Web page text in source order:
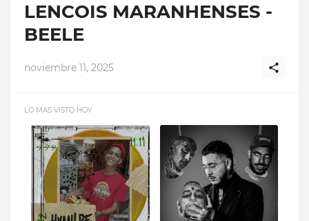
LENCOIS MARANHENSES -
BEELE
noviembre 11, 2025
LO MAS VISTO HOY